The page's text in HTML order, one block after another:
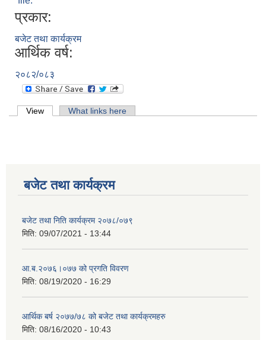
प्रकार:
बजेट तथा कार्यक्रम
आर्थिक वर्ष:
२०८२/०८३
Primary tabs
View (active tab)What links here
बजेट तथा कार्यक्रम
बजेट तथा निति कार्यक्रम २०७८/०७९
मिति: 09/07/2021 - 13:44
आ.ब.२०७६।०७७ को प्रगति विवरण
मिति: 08/19/2020 - 16:29
आर्थिक बर्ष २०७७/७८ को बजेट तथा कार्यक्रमहरु
मिति: 08/16/2020 - 10:43